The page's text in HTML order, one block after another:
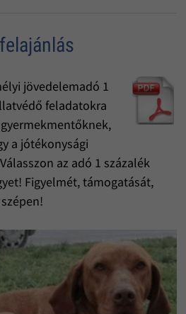
jövedelemadó 1
feladatokra
a jótékonysági
az adó 1 százalék
Figyelmét, támogatását,